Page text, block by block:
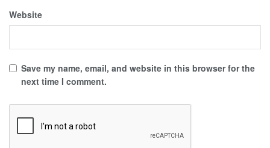
Website
Save my name, email, and website in this browser for the
next time I comment.